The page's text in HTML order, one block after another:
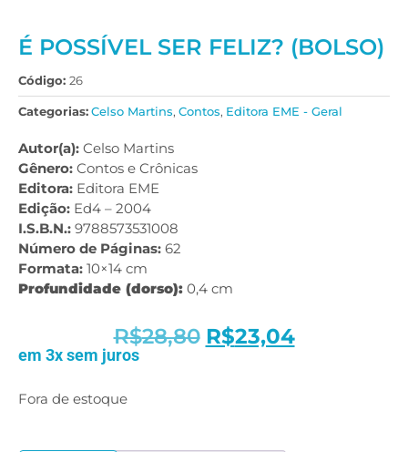
É POSSÍVEL SER FELIZ? (BOLSO)
Código: 26
Categorias:Celso Martins, Contos, Editora EME - Geral
Autor(a): Celso Martins
Gênero: Contos e Crônicas
Editora: Editora EME
Edição: Ed4 – 2004
I.S.B.N.: 9788573531008
Número de Páginas: 62
Formata: 10×14 cm
Profundidade (dorso): 0,4 cm
R$28,80 R$23,04
em 3x sem juros
Fora de estoque